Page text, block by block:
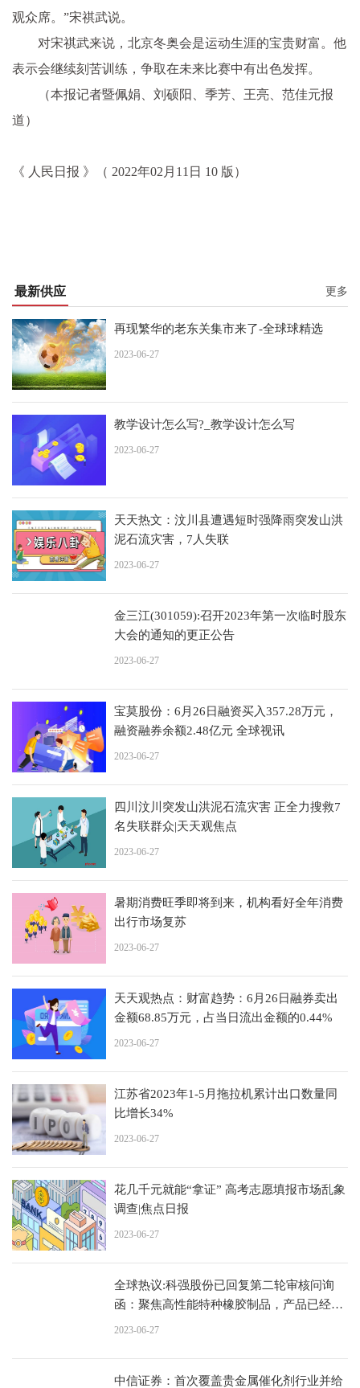
观众席。”宋祺武说。
对宋祺武来说，北京冬奥会是运动生涯的宝贵财富。他
表示会继续刻苦训练，争取在未来比赛中有出色发挥。
（本报记者暨佩娟、刘硕阳、季芳、王亮、范佳元报
道）
《 人民日报 》（ 2022年02月11日 10 版）
最新供应 更多
再现繁华的老东关集市来了-全球球精选
2023-06-27
教学设计怎么写?_教学设计怎么写
2023-06-27
天天热文：汶川县遭遇短时强降雨突发山洪
泥石流灾害，7人失联
2023-06-27
金三江(301059):召开2023年第一次临时股东
大会的通知的更正公告
2023-06-27
宝莫股份：6月26日融资买入357.28万元，
融资融券余额2.48亿元 全球视讯
2023-06-27
四川汶川突发山洪泥石流灾害 正全力搜救7
名失联群众|天天观焦点
2023-06-27
暑期消费旺季即将到来，机构看好全年消费
出行市场复苏
2023-06-27
天天观热点：财富趋势：6月26日融券卖出
金额68.85万元，占当日流出金额的0.44%
2023-06-27
江苏省2023年1-5月拖拉机累计出口数量同
比增长34%
2023-06-27
花几千元就能“拿证” 高考志愿填报市场乱象
调查|焦点日报
2023-06-27
全球热议:科强股份已回复第二轮审核问询
函：聚焦高性能特种橡胶制品，产品已经形
成独特竞争优势和品牌影响力
2023-06-27
中信证券：首次覆盖贵金属催化剂行业并给